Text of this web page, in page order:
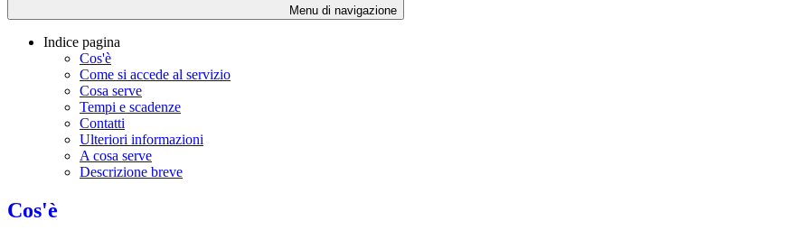
Menu di navigazione
Indice pagina
Cos'è
Come si accede al servizio
Cosa serve
Tempi e scadenze
Contatti
Ulteriori informazioni
A cosa serve
Descrizione breve
Cos'è